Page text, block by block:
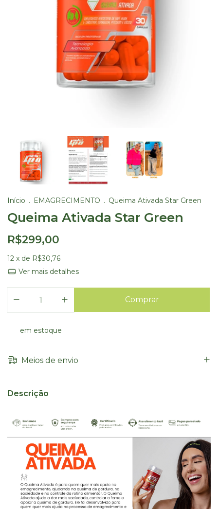
Início . EMAGRECIMENTO . Queima Ativada Star Green
Queima Ativada Star Green
R$299,00
12 x de R$30,76
Ver mais detalhes
em estoque
Meios de envio
Descrição